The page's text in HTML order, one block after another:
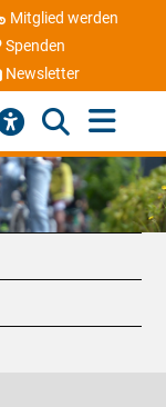
Mitglied werden
Spenden
Newsletter